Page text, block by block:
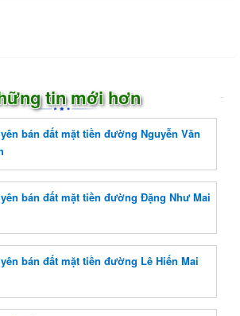
tin mới hơn
bán đất mặt tiền đường Nguyễn Văn
bán đất mặt tiền đường Đặng Như Mai
bán đất mặt tiền đường Lê Hiến Mai